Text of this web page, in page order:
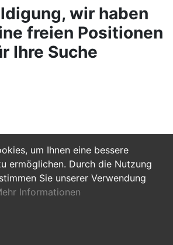
um Ihnen eine bessere
ermöglichen. Durch die Nutzung
Sie unserer Verwendung
Informationen
wir haben
freien Positionen
Ihre Suche